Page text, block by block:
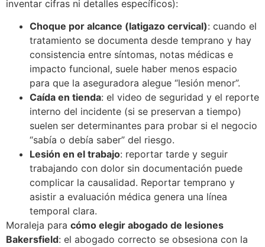
inventar cifras ni detalles específicos):
Choque por alcance (latigazo cervical): cuando el
tratamiento se documenta desde temprano y hay
consistencia entre síntomas, notas médicas e
impacto funcional, suele haber menos espacio
para que la aseguradora alegue “lesión menor”.
Caída en tienda: el video de seguridad y el reporte
interno del incidente (si se preservan a tiempo)
suelen ser determinantes para probar si el negocio
“sabía o debía saber” del riesgo.
Lesión en el trabajo: reportar tarde y seguir
trabajando con dolor sin documentación puede
complicar la causalidad. Reportar temprano y
asistir a evaluación médica genera una línea
temporal clara.
Moraleja para cómo elegir abogado de lesiones
Bakersfield: el abogado correcto se obsesiona con la